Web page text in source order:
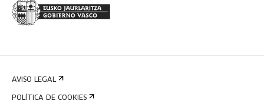
AVISO LEGAL
POLÍTICA DE COOKIES